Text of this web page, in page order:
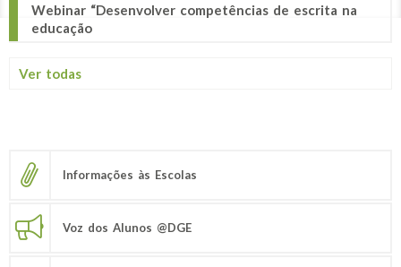
Webinar “Desenvolver competências de escrita na
educação
Ver todas
Informações às Escolas
Voz dos Alunos @DGE